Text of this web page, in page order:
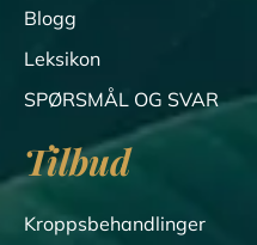
Blogg
Leksikon
SPØRSMÅL OG SVAR
Tilbud
Kroppsbehandlinger